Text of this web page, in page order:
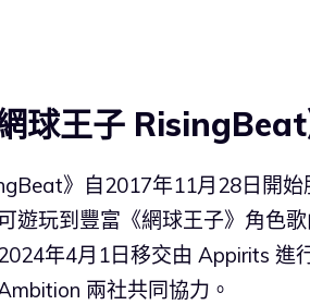
球王子 RisingBeat
》自2017年11月28日開
遊玩到豐富《網球王子》角色
年4月1日移交由 Appirits 進
兩社共同協力。